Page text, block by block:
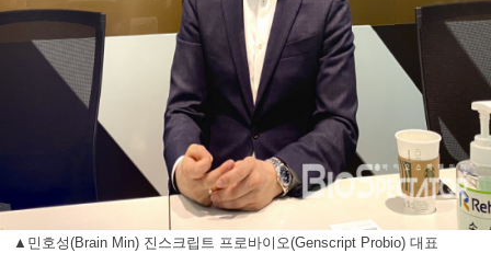
▲민호성(Brain Min) 진스크립트 프로바이오(Genscript Probio) 대표